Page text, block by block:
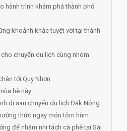
hành trình khám phá thành phố
khoảnh khắc tuyệt vời tại thành
chuyến du lịch cùng nhóm
tới Quy Nhơn
hè này
dị sau chuyến du lịch Đắk Nông
thức ngay món tôm hùm
để nhâm nhi tách cà phê tại Sài